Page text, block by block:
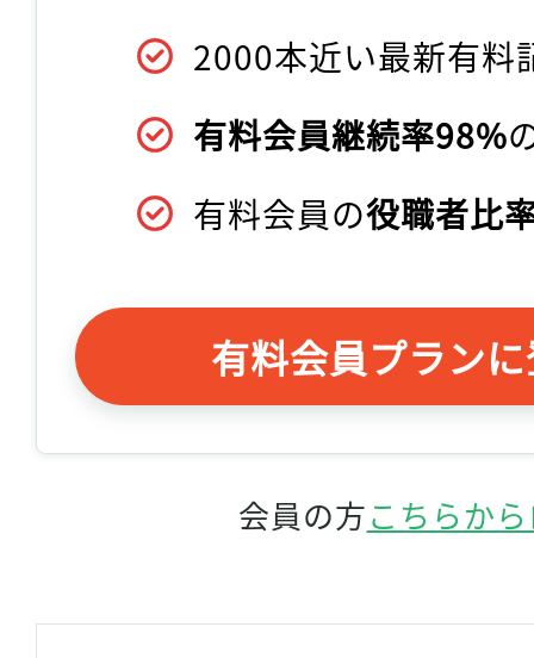
2000本近い最新有料
有料会員継続率98%
有料会員の役職者比
有料会員プラン
会員の方こちらか